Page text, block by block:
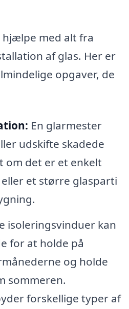
hjælpe med alt fra
af glas. Her er
opgaver, de
En glarmester
udskifte skadede
om det er et enkelt
et større glasparti
isoleringsvinduer kan
for at holde på
og holde
sommeren.
forskellige typer af